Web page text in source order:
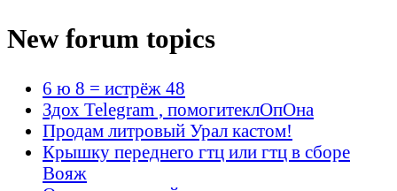
New forum topics
6 ю 8 = истрёж 48
Здох Telegram , помогитеклОпОна
Продам литровый Урал кастом!
Крышку переднего гтц или гтц в сборе
Вояж